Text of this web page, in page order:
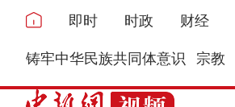
即时 时政 财经
铸牢中华民族共同体意识 宗教